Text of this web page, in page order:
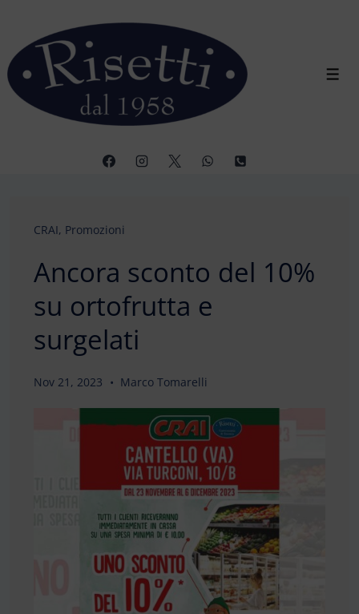
contenuto
principale
CRAI, Promozioni
Ancora sconto del 10%
su ortofrutta e
surgelati
Nov 21, 2023 Marco Tomarelli